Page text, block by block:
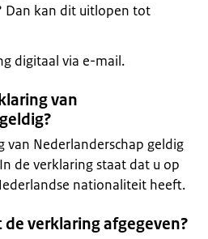
Dan kan dit uitlopen tot
digitaal via e-mail.
van
van Nederlanderschap geldig
de verklaring staat dat u op
nationaliteit heeft.
verklaring afgegeven?